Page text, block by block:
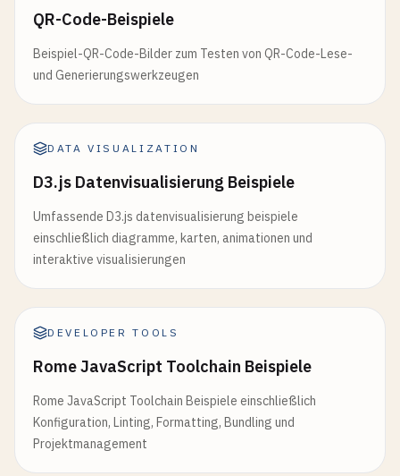
QR-Code-Beispiele
Beispiel-QR-Code-Bilder zum Testen von QR-Code-Lese-
und Generierungswerkzeugen
DATA VISUALIZATION
D3.js Datenvisualisierung Beispiele
Umfassende D3.js datenvisualisierung beispiele
einschließlich diagramme, karten, animationen und
interaktive visualisierungen
DEVELOPER TOOLS
Rome JavaScript Toolchain Beispiele
Rome JavaScript Toolchain Beispiele einschließlich
Konfiguration, Linting, Formatting, Bundling und
Projektmanagement